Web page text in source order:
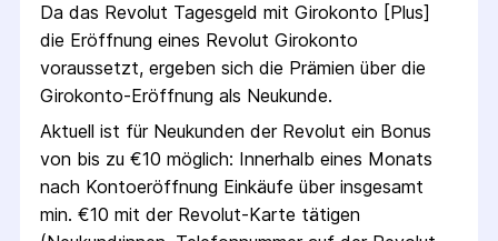
Da das Revolut Tagesgeld mit Girokonto [Plus]
die Eröffnung eines Revolut Girokonto
voraussetzt, ergeben sich die Prämien über die
Girokonto-Eröffnung als Neukunde.
Aktuell ist für Neukunden der Revolut ein Bonus
von bis zu €10 möglich: Innerhalb eines Monats
nach Konto­eröffnung Einkäufe über insgesamt
min. €10 mit der Revolut-Karte tätigen